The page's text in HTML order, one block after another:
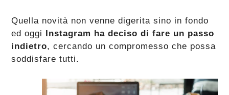
Quella novità non venne digerita sino in fondo
ed oggi Instagram ha deciso di fare un passo
indietro, cercando un compromesso che possa
soddisfare tutti.